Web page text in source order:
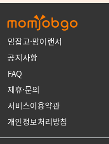
맘잡고·맘이랜서
공지사항
FAQ
제휴·문의
서비스이용약관
개인정보처리방침